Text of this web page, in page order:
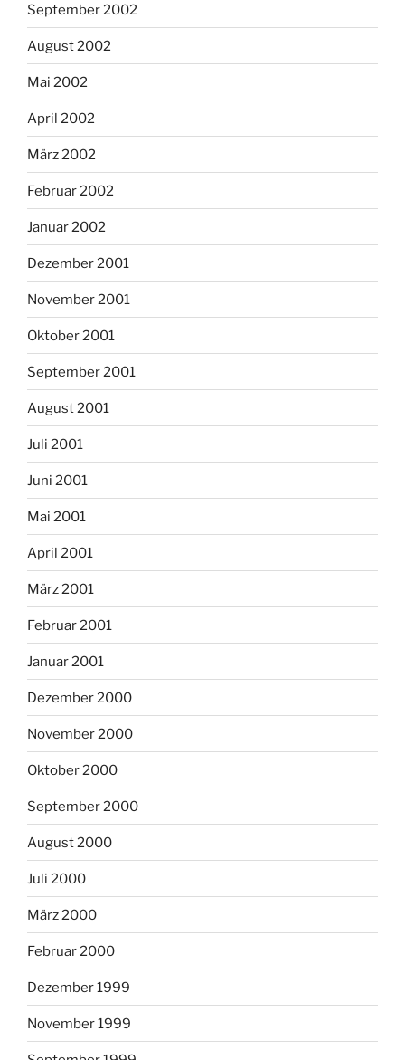
September 2002
August 2002
Mai 2002
April 2002
März 2002
Februar 2002
Januar 2002
Dezember 2001
November 2001
Oktober 2001
September 2001
August 2001
Juli 2001
Juni 2001
Mai 2001
April 2001
März 2001
Februar 2001
Januar 2001
Dezember 2000
November 2000
Oktober 2000
September 2000
August 2000
Juli 2000
März 2000
Februar 2000
Dezember 1999
November 1999